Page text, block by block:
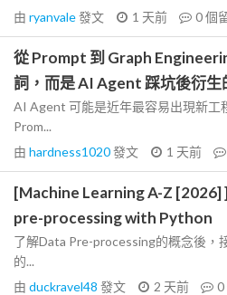
由 ryanvale發文 1 天前 0個
從 Prompt 到 Graph
詞，而是 AI Agent 踩坑後衍生
AI Agent 可能是近年最容易出現新工
Prom...
由 hardness1020發文 1 天前
[Machine Learning A-Z [2026]
pre-processing with Python
了解Data Pre-processing的概念後，
的...
由 duckravel48 發文 2 天前 0